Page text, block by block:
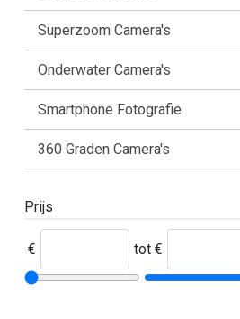
Superzoom Camera's
Onderwater Camera's
Smartphone Fotografie
360 Graden Camera's
Prijs
€ tot€